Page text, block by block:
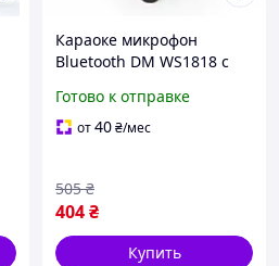
Караоке микрофон
Bluetooth DM WS1818 с
беспроводная колонка
микрофон для пения
Готово к отправке
от40₴/мес
404₴
505 ₴
Купить